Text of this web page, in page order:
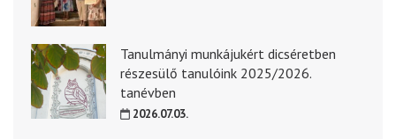
Tanulmányi munkájukért dicséretben
részesülő tanulóink 2025/2026.
tanévben
2026.07.03.